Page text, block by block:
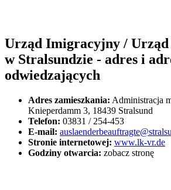
Urząd Imigracyjny /
w Stralsundzie - adres i
odwiedzających
Adres zamieszkania: Administracja
Knieperdamm 3, 18439 Stralsund
Telefon: 03831 / 254-453
E-mail:
Stronie internetowej: www.lk-vr.de
Godziny otwarcia: zobacz stronę